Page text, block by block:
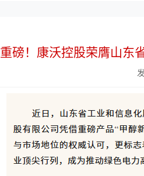
重磅！康沃控股荣膺山东